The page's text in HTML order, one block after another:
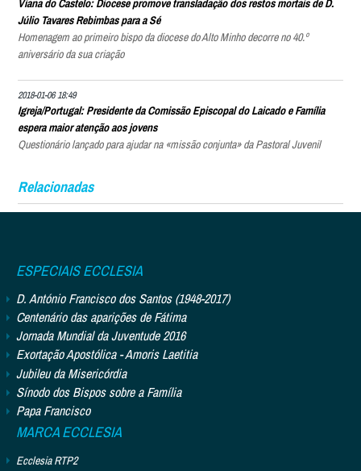
Viana do Castelo: Diocese promove transladação dos restos mortais de D.
Júlio Tavares Rebimbas para a Sé
Homenagem ao primeiro bispo da diocese do Alto Minho decorre no 40.º
aniversário da sua criação
2018-01-06 18:49
Igreja/Portugal: Presidente da Comissão Episcopal do Laicado e Família
espera maior atenção aos jovens
Questionário lançado para ajudar na «missão conjunta» da Pastoral Juvenil
Relacionadas
ESPECIAIS ECCLESIA
D. António Francisco dos Santos (1948-2017)
Centenário das aparições de Fátima
Jornada Mundial da Juventude 2016
Exortação Apostólica - Amoris Laetitia
Jubileu da Misericórdia
Sínodo dos Bispos sobre a Família
Papa Francisco
MARCA ECCLESIA
Ecclesia RTP2